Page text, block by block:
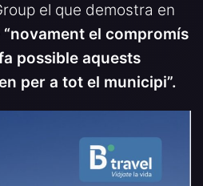
el que demostra en
“novament el compromís
possible aquests
per a tot el municipi”.